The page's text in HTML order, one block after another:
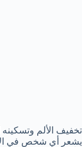
تخفيف الألم وتسكينه
يشعر أي شخص في